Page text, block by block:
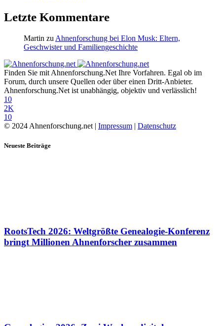
Letzte Kommentare
Martin zuAhnenforschung bei Elon Musk: Eltern,
Geschwister und Familiengeschichte
Finden Sie mit Ahnenforschung.Net Ihre Vorfahren. Egal ob im
Forum, durch unsere Quellen oder über einen Dritt-Anbieter.
Ahnenforschung.Net ist unabhängig, objektiv und verlässlich!
10
2K
10
© 2024 Ahnenforschung.net | Impressum Datenschutz
Neueste Beiträge
RootsTech 2026: Weltgrößte Genealogie-Konferenz
bringt Millionen Ahnenforscher zusammen